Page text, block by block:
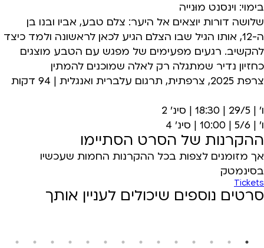
בימוי: וינסנט מוּנייה
שלושה דורות יוצאים אל היער: צלם טבע, אביו ובנו בן
ה-12, אותו הגיל שבו הצלם הגיע לכאן לראשונה ולמד כיצד
להקשיב. רגעים מפעימים של מפגש עם הטבע מוצגים
כחזיון נדיר שמתגלה רק לאלה שמוכנים להמתין
צרפת 2025, צרפתית, תרגום עלברית ואנגלית | 94 דקות
ו' | 29/5 | 18:30 | סינ' 2
ו' | 5/6 | 10:00 | סינ' 4
ההקרנות של הסרט הסתיימו
אך מזומנים לצפות בכל ההקרנות החמות שעכשיו
בסינמטק
Tickets
סרטים נוספים שיכולים לעניין אותך